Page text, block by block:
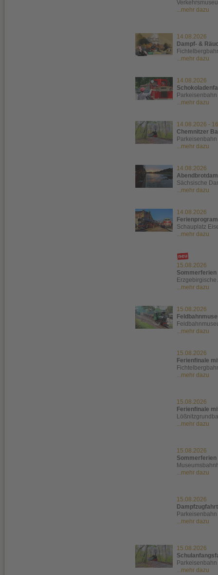
...mehr dazu
14.08.2026
Dampf- &
...mehr dazu
14.08.2026
...mehr dazu
14.08.2026 -
Chemnitzer
...mehr dazu
14.08.2026
Sächsische
...mehr dazu
14.08.2026
Schauplatz
...mehr dazu
15.08.2026
...mehr dazu
15.08.2026
...mehr dazu
15.08.2026
Ferienfinale
...mehr dazu
15.08.2026
Ferienfinale
...mehr dazu
15.08.2026
...mehr dazu
15.08.2026
...mehr dazu
15.08.2026
...mehr dazu